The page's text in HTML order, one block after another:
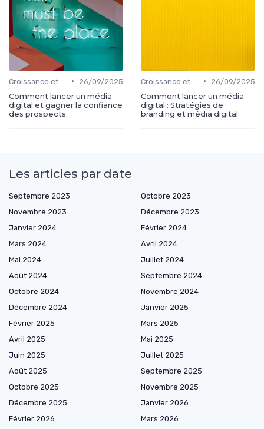
•
26/09/2025
Comment lancer un média
digital et gagner la confiance
des prospects
•
26/09/2025
Comment lancer un média
digital : Stratégies de
branding et média digital
Les articles par date
Septembre 2023
Octobre 2023
Novembre 2023
Décembre 2023
Janvier 2024
Février 2024
Mars 2024
Avril 2024
Mai 2024
Juillet 2024
Août 2024
Septembre 2024
Octobre 2024
Novembre 2024
Décembre 2024
Janvier 2025
Février 2025
Mars 2025
Avril 2025
Mai 2025
Juin 2025
Juillet 2025
Août 2025
Septembre 2025
Octobre 2025
Novembre 2025
Décembre 2025
Janvier 2026
Février 2026
Mars 2026